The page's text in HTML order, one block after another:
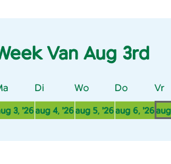
Van Aug 3rd
Maandag
Di DinsdagWoWoensdag
Do Vr
3, ’263aug 4, ’264
aug 5, ’265
aug 6, ’266